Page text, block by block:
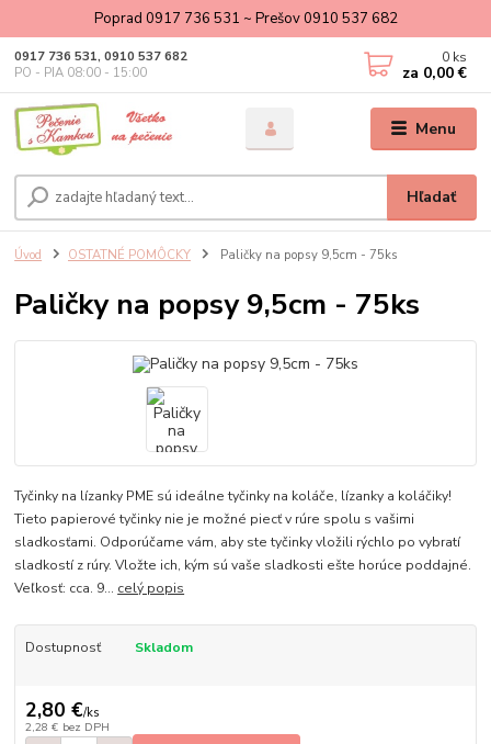
Poprad 0917 736 531 ~ Prešov 0910 537 682
Menu
Hľadať
0917 736 531, 0910 537 682
PO - PIA 08:00 - 15:00
0 ks
za 0,00 €
Úvod OSTATNÉ POMÔCKY Paličky na popsy 9,5cm - 75ks
Paličky na popsy 9,5cm - 75ks
Tyčinky na lízanky PME sú ideálne tyčinky na koláče, lízanky a koláčiky!
Tieto papierové tyčinky nie je možné piecť v rúre spolu s vašimi
sladkosťami. Odporúčame vám, aby ste tyčinky vložili rýchlo po vybratí
sladkostí z rúry. Vložte ich, kým sú vaše sladkosti ešte horúce poddajné.
Veľkosť: cca. 9... celý popis
Dostupnosť Skladom
2,80 €/ks
2,28 € bez DPH